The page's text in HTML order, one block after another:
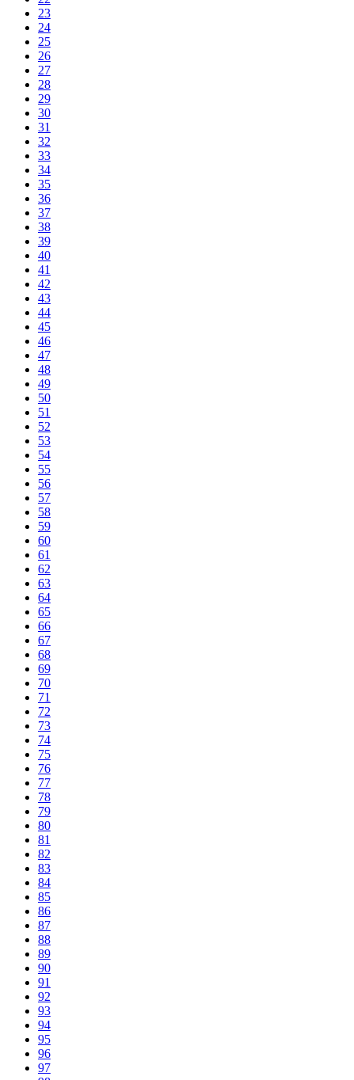
23
24
25
26
27
28
29
30
31
32
33
34
35
36
37
38
39
40
41
42
43
44
45
46
47
48
49
50
51
52
53
54
55
56
57
58
59
60
61
62
63
64
65
66
67
68
69
70
71
72
73
74
75
76
77
78
79
80
81
82
83
84
85
86
87
88
89
90
91
92
93
94
95
96
97